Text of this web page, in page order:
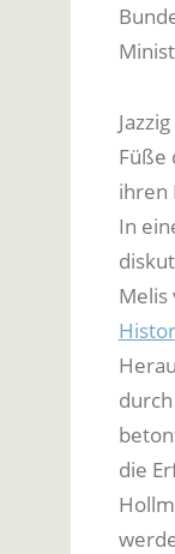
Füße
ihren
In
Melis
die